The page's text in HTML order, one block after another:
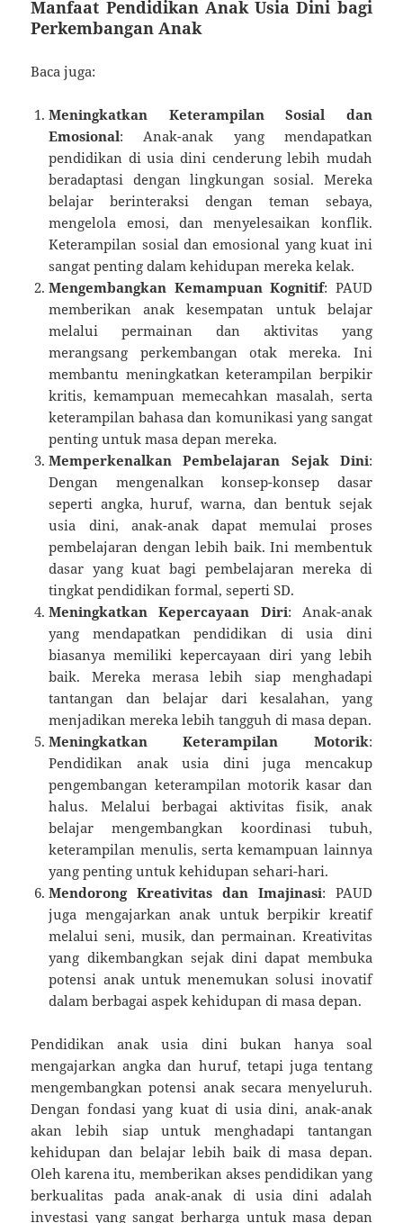
Manfaat Pendidikan Anak Usia Dini bagi
Perkembangan Anak
Baca juga:
Meningkatkan Keterampilan Sosial dan
Emosional: Anak-anak yang mendapatkan
pendidikan di usia dini cenderung lebih mudah
beradaptasi dengan lingkungan sosial. Mereka
belajar berinteraksi dengan teman sebaya,
mengelola emosi, dan menyelesaikan konflik.
Keterampilan sosial dan emosional yang kuat ini
sangat penting dalam kehidupan mereka kelak.
Mengembangkan Kemampuan Kognitif: PAUD
memberikan anak kesempatan untuk belajar
melalui permainan dan aktivitas yang
merangsang perkembangan otak mereka. Ini
membantu meningkatkan keterampilan berpikir
kritis, kemampuan memecahkan masalah, serta
keterampilan bahasa dan komunikasi yang sangat
penting untuk masa depan mereka.
Memperkenalkan Pembelajaran Sejak Dini:
Dengan mengenalkan konsep-konsep dasar
seperti angka, huruf, warna, dan bentuk sejak
usia dini, anak-anak dapat memulai proses
pembelajaran dengan lebih baik. Ini membentuk
dasar yang kuat bagi pembelajaran mereka di
tingkat pendidikan formal, seperti SD.
Meningkatkan Kepercayaan Diri: Anak-anak
yang mendapatkan pendidikan di usia dini
biasanya memiliki kepercayaan diri yang lebih
baik. Mereka merasa lebih siap menghadapi
tantangan dan belajar dari kesalahan, yang
menjadikan mereka lebih tangguh di masa depan.
Meningkatkan Keterampilan Motorik:
Pendidikan anak usia dini juga mencakup
pengembangan keterampilan motorik kasar dan
halus. Melalui berbagai aktivitas fisik, anak
belajar mengembangkan koordinasi tubuh,
keterampilan menulis, serta kemampuan lainnya
yang penting untuk kehidupan sehari-hari.
Mendorong Kreativitas dan Imajinasi: PAUD
juga mengajarkan anak untuk berpikir kreatif
melalui seni, musik, dan permainan. Kreativitas
yang dikembangkan sejak dini dapat membuka
potensi anak untuk menemukan solusi inovatif
dalam berbagai aspek kehidupan di masa depan.
Pendidikan anak usia dini bukan hanya soal
mengajarkan angka dan huruf, tetapi juga tentang
mengembangkan potensi anak secara menyeluruh.
Dengan fondasi yang kuat di usia dini, anak-anak
akan lebih siap untuk menghadapi tantangan
kehidupan dan belajar lebih baik di masa depan.
Oleh karena itu, memberikan akses pendidikan yang
berkualitas pada anak-anak di usia dini adalah
investasi yang sangat berharga untuk masa depan